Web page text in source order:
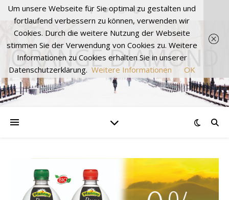
ORANGE DIAMOND
Um unsere Webseite für Sie optimal zu gestalten und
fortlaufend verbessern zu können, verwenden wir
Cookies. Durch die weitere Nutzung der Webseite
stimmen Sie der Verwendung von Cookies zu. Weitere
Informationen zu Cookies erhalten Sie in unserer
Datenschutzerklärung. Weitere Informationen OK